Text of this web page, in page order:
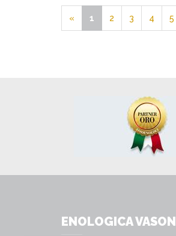
« 1 2 3 4 5
ENOLOGICA VASON